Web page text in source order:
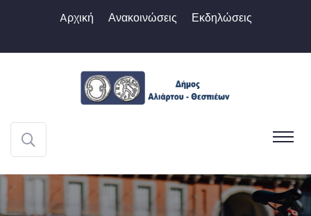
Aρχική Ανακοινώσεις Εκδηλώσεις